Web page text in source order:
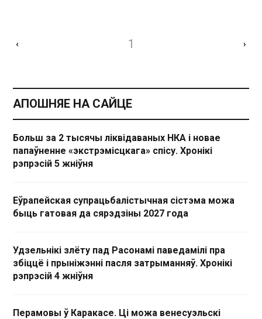
‹ 1 ›
АПОШНЯЕ НА САЙЦЕ
Больш за 2 тысячы ліквідаваных НКА і новае
папаўненне «экстрэмісцкага» спісу. Хронікі
рэпрэсій 5 жніўня
Еўрапейская супрацьбалістычная сістэма можа
быць гатовая да сярэдзіны 2027 года
Удзельнікі злёту пад Расонамі паведамілі пра
збіццё і прыніжэнні пасля затрыманняў. Хронікі
рэпрэсій 4 жніўня
Перамовы ў Каракасе. Ці можа венесуэльскі